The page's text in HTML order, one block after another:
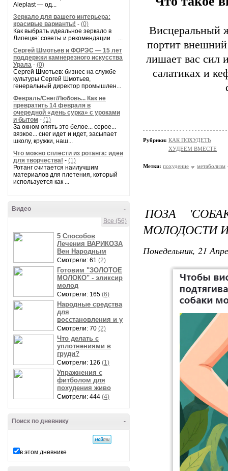
Aleplast — од...
Зеркало для вашего интерьера:
красивые варианты! - (0)
Как выбрать идеальное зеркало в
Липецке: советы и рекомендации ...
Сергей Шмотьев и ФОРЭС — 15 лет
поддержки камнерезного искусства
Урала - (0)
Сергей Шмотьев: бизнес на службе
культуры Сергей Шмотьев,
генеральный директор промышлен...
Февраль/Снег/Любовь... Как не
превратить 14 февраля в
очередной «день сурка» с уроками
и бытом - (1)
За окном опять это белое... серое...
вязкое... снег идет и идет, засыпает
школу, кружки, наш...
Что можно сплести из ротанга: идеи
для творчества! - (1)
Ротанг считается наилучшим
материалов для плетения, который
используется как ...
-
Видео
Все (56)
5 Способов
Лечения ВАРИКОЗА
Вен Народным
Смотрели: 61 (2)
Готовим "ЗОЛОТОЕ
МОЛОКО" - эликсир
молод
Смотрели: 165 (6)
Народные средства
для
восстановления и у
Смотрели: 70 (2)
Что делать с
уплотнениями в
груди?
Смотрели: 126 (1)
Упражнения с
фитболом для
похудения живо
Смотрели: 444 (4)
-
Поиск по дневнику
в этом дневнике
Висцеральный
портит
лишает вас сил
салатиках и
Рубрики: КАК ПОХУДЕТЬ
ХУДЕЕМ ВМЕСТЕ
Метки: похудение метаболизм
ПОЗА
МОЛОДОСТИ
Понедельник, 21